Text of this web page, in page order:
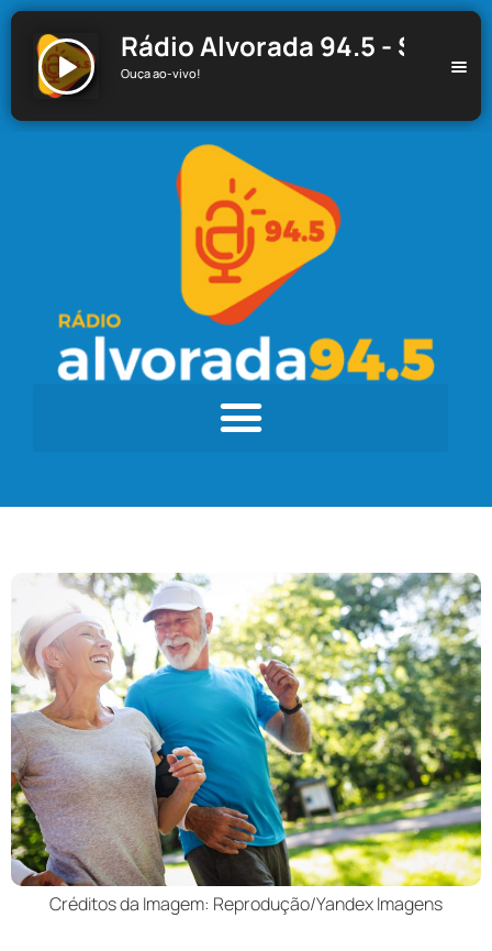
Rádio Alvorada 94.5 - Santa
Ouça ao-vivo!
Créditos da Imagem: Reprodução/Yandex Imagens